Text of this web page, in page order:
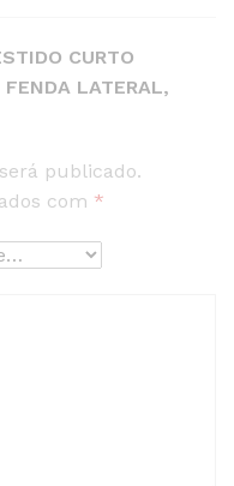
CURTO
LATERAL,
publicado.
com *